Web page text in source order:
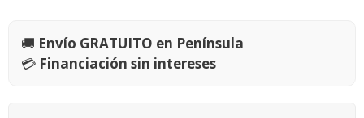
🚚 Envío GRATUITO en Península
💳 Financiación sin intereses